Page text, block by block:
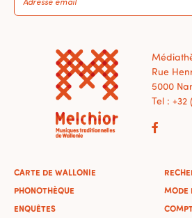
Rue
5000
Tel : +32
CARTE DE WALLONIE
PHONOTHÈQUE
ENQUÊTES
MODE